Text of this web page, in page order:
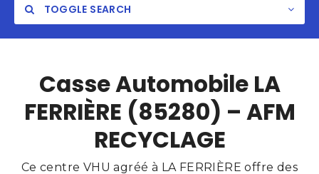
TOGGLE SEARCH
Casse Automobile LA
FERRIÈRE (85280) – AFM
RECYCLAGE
Ce centre VHU agréé à LA FERRIÈRE offre des